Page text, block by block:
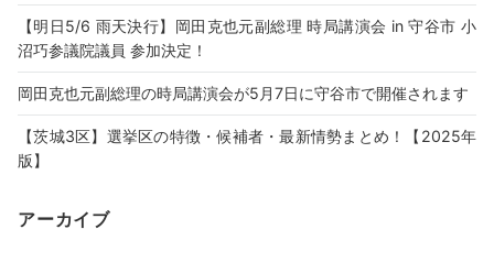
【明日5/6 雨天決行】岡田克也元副総理 時局講演会 in 守谷市 小
沼巧参議院議員 参加決定！
岡田克也元副総理の時局講演会が5月7日に守谷市で開催されます
【茨城3区】選挙区の特徴・候補者・最新情勢まとめ！【2025年
版】
アーカイブ